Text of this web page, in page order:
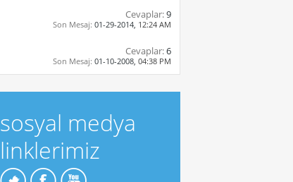
Cevaplar:9
Son Mesaj: 01-29-2014, 12:24 AM
Cevaplar:6
Son Mesaj: 01-10-2008, 04:38 PM
sosyal medya
linklerimiz